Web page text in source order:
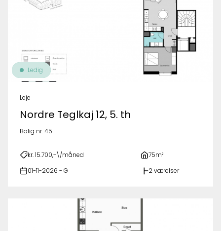
Ledig
Leje
Nordre Teglkaj 12, 5. th
Bolig nr. 45
kr. 15.700,-\/måned 75m²
01-11-2026 - G 2 værelser